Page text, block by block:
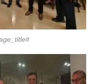
#image_title